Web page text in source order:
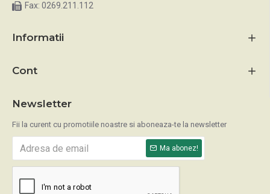
Fax: 0269.211.112
Informatii
Cont
Newsletter
Fii la curent cu promotiile noastre si aboneaza-te la newsletter
Ma abonez!